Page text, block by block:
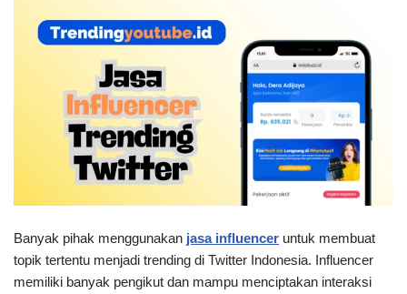
Banyak pihak menggunakan jasa influencer untuk membuat
topik tertentu menjadi trending di Twitter Indonesia. Influencer
memiliki banyak pengikut dan mampu menciptakan interaksi